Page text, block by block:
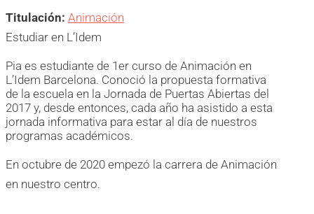
Titulación: Animación
Estudiar en L’Idem
Pia es estudiante de 1er curso de Animación en
L’Idem Barcelona. Conoció la propuesta formativa
de la escuela en la Jornada de Puertas Abiertas del
2017 y, desde entonces, cada año ha asistido a esta
jornada informativa para estar al día de nuestros
programas académicos.
En octubre de 2020 empezó la carrera de Animación
en nuestro centro.